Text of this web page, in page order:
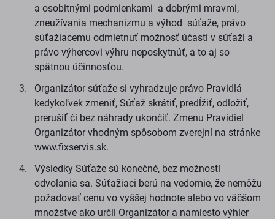
a osobitnými podmienkami a dobrými mravmi,
zneužívania mechanizmu a výhod súťaže, právo
súťažiacemu odmietnuť možnosť účasti v súťaži a
právo výhercovi výhru neposkytnúť, a to aj so
spätnou účinnosťou.
Organizátor súťaže si vyhradzuje právo Pravidlá
kedykoľvek zmeniť, Súťaž skrátiť, predĺžiť, odložiť,
prerušiť či bez náhrady ukončiť. Zmenu Pravidiel
Organizátor vhodným spôsobom zverejní na stránke
www.fixservis.sk.
Výsledky Súťaže sú konečné, bez možností
odvolania sa. Súťažiaci berú na vedomie, že nemôžu
požadovať cenu vo vyššej hodnote alebo vo väčšom
množstve ako určil Organizátor a namiesto výhier